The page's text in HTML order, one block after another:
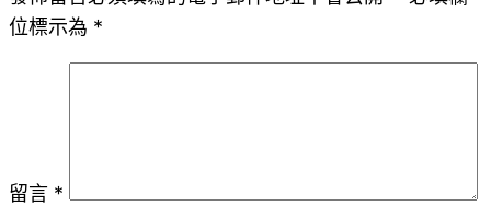
位標示為 *
留言 *